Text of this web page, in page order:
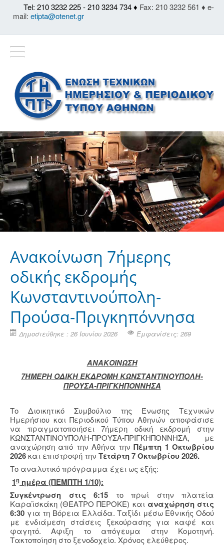
Tel: 210 3232 225 - 210 3234 734 ♦ Fax: 210 3232 561 ♦ e-
mail: etipta@otenet.gr
Ανακοίνωση 7ήμερης
οδικής εκδρομής
Κωνσταντινούπολη-
Προύσα-Πριγκηπόννησα
Δημοσιεύθηκε : 26 Ιουνίου 2026 Εμφανίσεις: 269
ΑΝΑΚΟΙΝΩΣΗ
7ΉΜΕΡΗ ΟΔΙΚΗ ΕΚΔΡΟΜΗ ΚΩΝΣΤΑΝΤΙΝΟΥΠΟΛΗ-
ΠΡΟΥΣΑ-ΠΡΙΓΚΗΠΟΝΝΗΣΑ
Το Διοικητικό Συμβούλιο της Ένωσης Τεχνικών
Ημερήσιου και Περιοδικού Τύπου Αθηνών αποφάσισε
να πραγματοποιήσει 7ήμερη οδική εκδρομή στην
ΚΩΝΣΤΑΝΤΙΝΟΥΠΟΛΗ-ΠΡΟΥΣΑ-ΠΡΙΓΚΗΠΟΝΝΗΣΑ, με
αναχώρηση από την Αθήνα τηνΠέμπτη 1 Οκτωβρίου
2026και επιστροφή την Τετάρτη 7 Οκτωβρίου 2026.
Το αναλυτικό πρόγραμμα έχει ως εξής:
1η ημέρα (ΠΕΜΠΤΗ 1/10):
Συγκέντρωση στις 6:15 το πρωί στην πλατεία
Καραϊσκάκη (ΘΕΑΤΡΟ ΠΕΡΟΚΕ) και αναχώρηση στις
6:30 για τη Βόρεια Ελλάδα. Ταξίδι μέσω Εθνικής Οδού
με ενδιάμεση στάσεις ξεκούρασης για καφέ και
φαγητό. Αφιξη το απόγευμα στην Κομοτηνή.
Τακτοποίηση στο ξενοδοχείο. Χρόνος ελεύθερος.